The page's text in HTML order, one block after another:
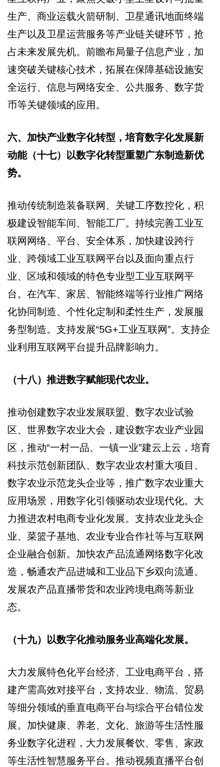
生产、商业运载火箭研制、卫星通讯地面终端
生产以及卫星运营服务等产业链关键环节，抢
占未来发展先机。前瞻布局量子信息产业，加
速突破关键核心技术，拓展在保障基础设施安
全运行、信息与网络安全、公共服务、数字货
币等关键领域的应用。
六、加快产业数字化转型，培育数字化发展新
动能（十七）以数字化转型重塑广东制造新优
势。
推动传统制造装备联网、关键工序数控化，积
极建设智能车间、智能工厂。持续完善工业互
联网网络、平台、安全体系，加快建设跨行
业、跨领域工业互联网平台以及面向重点行
业、区域和领域的特色专业型工业互联网平
台。在汽车、家居、智能终端等行业推广网络
化协同制造、个性化定制和柔性生产，发展服
务型制造。支持发展“5G+工业互联网”。支持企
业利用互联网平台提升品牌影响力。
（十八）推进数字赋能现代农业。
推动创建数字农业发展联盟、数字农业试验
区、世界数字农业大会，建设数字农业产业园
区，推动“一村一品、一镇一业”建云上云，培育
科技示范创新团队、数字农业农村重大项目、
数字农业示范龙头企业等，推广数字农业重大
应用场景，用数字化引领驱动农业现代化。大
力推进农村电商专业化发展。支持农业龙头企
业、菜篮子基地、农业专业合作社等与互联网
企业融合创新。加快农产品流通网络数字化改
造，畅通农产品进城和工业品下乡双向流通。
发展农产品直播带货和农业跨境电商等新业
态。
（十九）以数字化推动服务业高端化发展。
大力发展特色化平台经济、工业电商平台，搭
建产需高效对接平台，支持农业、物流、贸易
等细分领域的垂直电商平台与综合平台错位发
展。加快健康、养老、文化、旅游等生活性服
务业数字化进程，大力发展餐饮、零售、家政
等生活性智慧服务平台。推动视频直播平台创